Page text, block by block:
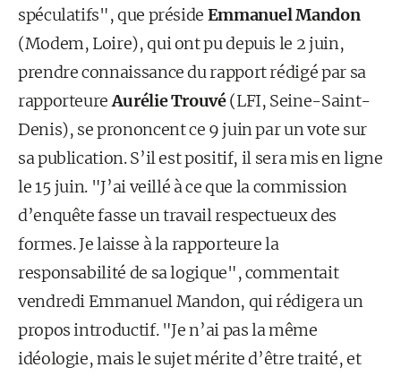
spéculatifs", que préside Emmanuel Mandon
(Modem, Loire), qui ont pu depuis le 2 juin,
prendre connaissance du rapport rédigé par sa
rapporteureAurélie Trouvé(LFI, Seine-Saint-
Denis), se prononcent ce 9 juin par un vote sur
sa publication. S’il est positif, il sera mis en ligne
le 15 juin. "J’ai veillé à ce que la commission
d’enquête fasse un travail respectueux des
formes. Je laisse à la rapporteure la
responsabilité de sa logique", commentait
vendredi Emmanuel Mandon, qui rédigera un
propos introductif. "Je n’ai pas la même
idéologie, mais le sujet mérite d’être traité, et